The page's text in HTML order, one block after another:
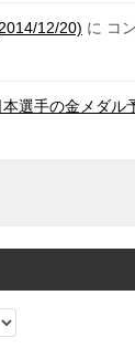
12/20) に コ
選手の金メダル